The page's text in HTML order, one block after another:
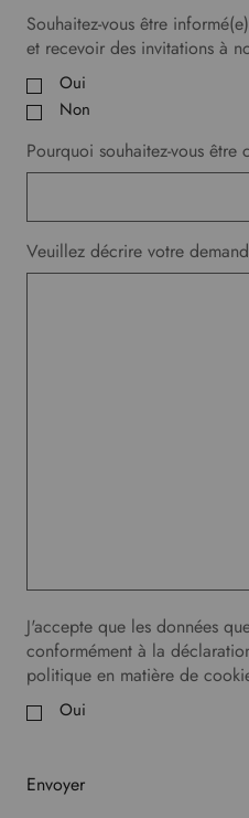
Souhaitez-vous être
et recevoir des invitations à
Oui
Non
Pourquoi souhaitez-vous être
Veuillez décrire votre
J'accepte que les données
conformément à la
politique en matière de
Oui
Envoyer